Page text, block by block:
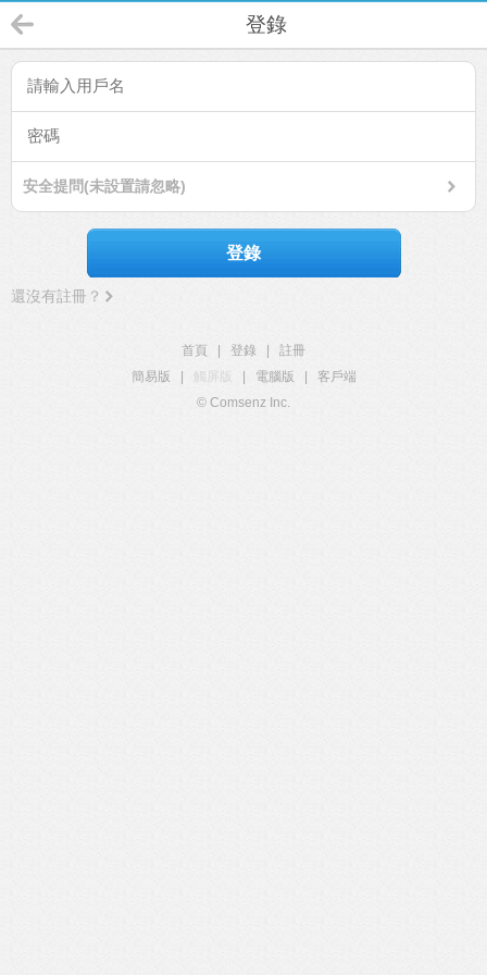
登錄
安全提問(未設置請忽略)
登錄
還沒有註冊？
首頁 登錄
註冊
簡易版
觸屏版 電腦版
客戶端
© Comsenz Inc.